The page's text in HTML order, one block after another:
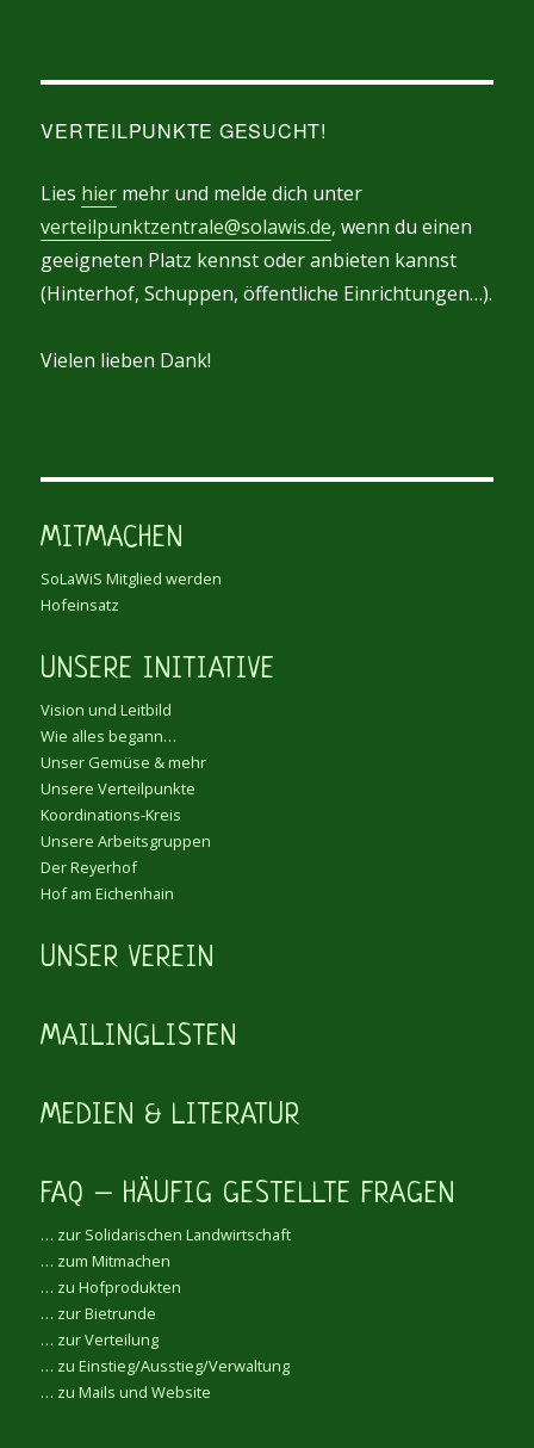
VERTEILPUNKTE GESUCHT!
Lies hier mehr und melde dich unter
verteilpunktzentrale@solawis.de, wenn du einen
geeigneten Platz kennst oder anbieten kannst
(Hinterhof, Schuppen, öffentliche Einrichtungen…).
Vielen lieben Dank!
MITMACHEN
SoLaWiS Mitglied werden
Hofeinsatz
UNSERE INITIATIVE
Vision und Leitbild
Wie alles begann…
Unser Gemüse & mehr
Unsere Verteilpunkte
Koordinations-Kreis
Unsere Arbeitsgruppen
Der Reyerhof
Hof am Eichenhain
UNSER VEREIN
MAILINGLISTEN
MEDIEN & LITERATUR
FAQ – HÄUFIG GESTELLTE FRAGEN
… zur Solidarischen Landwirtschaft
… zum Mitmachen
… zu Hofprodukten
… zur Bietrunde
… zur Verteilung
… zu Einstieg/Ausstieg/Verwaltung
… zu Mails und Website